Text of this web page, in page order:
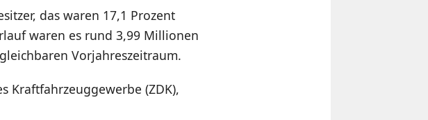
das waren 17,1 Prozent
waren es rund 3,99 Millionen
Vorjahreszeitraum.
Kraftfahrzeuggewerbe (ZDK),